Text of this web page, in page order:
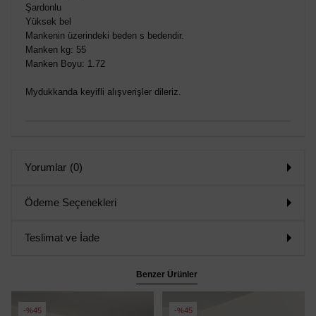
Şardonlu
Yüksek bel
Mankenin üzerindeki beden s bedendir.
Manken kg: 55
Manken Boyu: 1.72
Mydukkanda keyifli alışverişler dileriz.
Yorumlar (0)
Ödeme Seçenekleri
Teslimat ve İade
Benzer Ürünler
%45 %45